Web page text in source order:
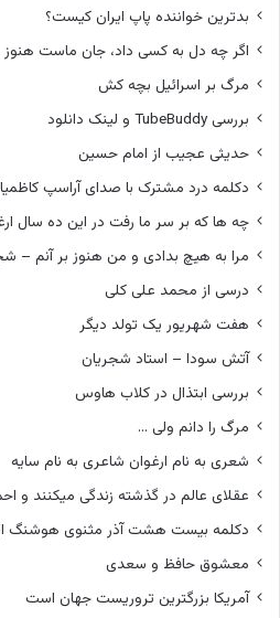
بدترین خواننده پاپ ایران کیست؟
اگر چه دل به کسی داد، جان ماست هنوز
مرگ بر اسرائیل بچه کش
بررسی TubeBuddy و لینک دانلود
حدیثی عجیب از امام حسین
دکلمه درد مشترک با صدای آراسپ
چه ها که بر سر ما رفت در این ده سال
مرا به هیچ بدادی و من هنوز بر آنم –
درسی از محمد علی کلی
هفت شهریور یک تولد دیگر
آتش سودا – استاد شجریان
بررسی ابتذال در کلاب هاوس
مرگ را دانم ولی …
شعری به نام ارغوان شاعری به نام سایه
عقلای عالم در گذشته زندگی میکنند و
دکلمه بیست هشت آذر مثنوی هوشنگ
معشوق حافظ و سعدی
آمریکا بزرگترین تروریست جهان است